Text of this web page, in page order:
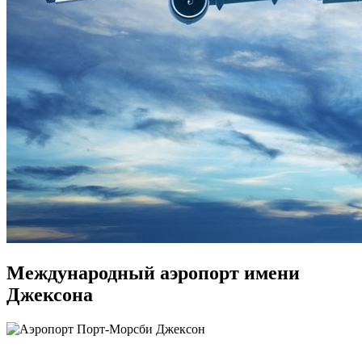
Международный аэропорт имени
Джексона